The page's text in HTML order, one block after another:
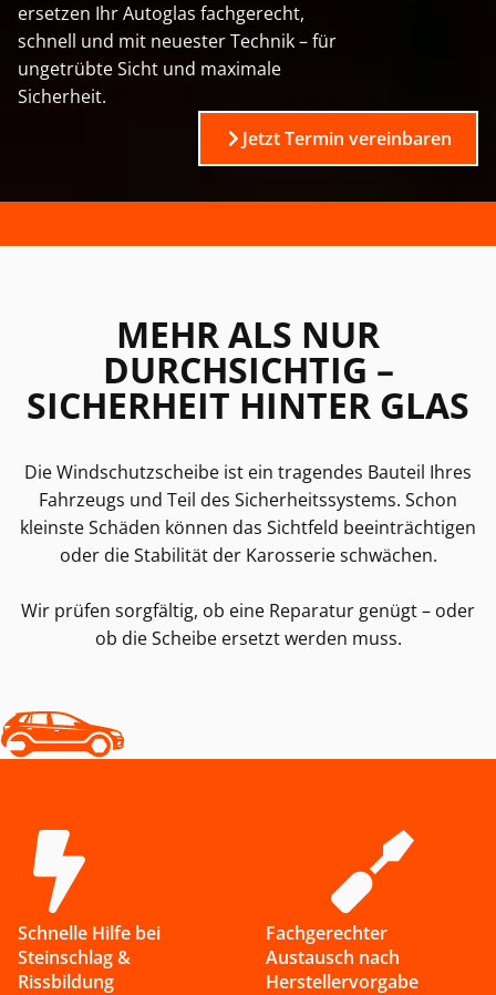
ersetzen Ihr Autoglas fachgerecht,
schnell und mit neuester Technik – für
ungetrübte Sicht und maximale
Sicherheit.
Jetzt Termin vereinbaren
MEHR ALS NUR
DURCHSICHTIG –
SICHERHEIT HINTER GLAS
Die Windschutzscheibe ist ein tragendes Bauteil Ihres
Fahrzeugs und Teil des Sicherheitssystems. Schon
kleinste Schäden können das Sichtfeld beeinträchtigen
oder die Stabilität der Karosserie schwächen.
Wir prüfen sorgfältig, ob eine Reparatur genügt – oder
ob die Scheibe ersetzt werden muss.
Schnelle Hilfe bei
Steinschlag &
Rissbildung
Fachgerechter
Austausch nach
Hersteller­vorgabe